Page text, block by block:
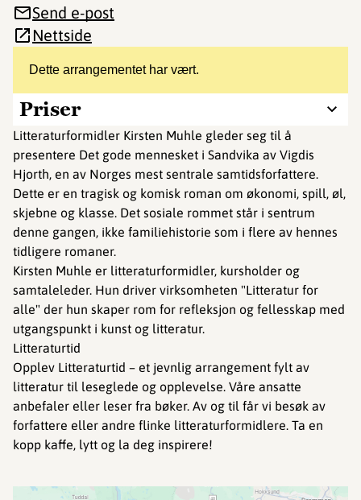
Dette arrangementet har vært.
Priser
Litteraturformidler Kirsten Muhle gleder seg til å
presentere Det gode mennesket i Sandvika av Vigdis
Hjorth, en av Norges mest sentrale samtidsforfattere.
Dette er en tragisk og komisk roman om økonomi, spill, øl,
skjebne og klasse. Det sosiale rommet står i sentrum
denne gangen, ikke familiehistorie som i flere av hennes
tidligere romaner.
Kirsten Muhle er litteraturformidler, kursholder og
samtaleleder. Hun driver virksomheten "Litteratur for
alle" der hun skaper rom for refleksjon og fellesskap med
utgangspunkt i kunst og litteratur.
Litteraturtid
Opplev Litteraturtid – et jevnlig arrangement fylt av
litteratur til leseglede og opplevelse. Våre ansatte
anbefaler eller leser fra bøker. Av og til får vi besøk av
forfattere eller andre flinke litteraturformidlere. Ta en
kopp kaffe, lytt og la deg inspirere!
Send e-post
Nettside